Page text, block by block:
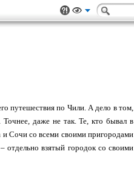
путешествия по Чили. А дело в том,
даже не так. Те, кто бывал в
Сочи со всеми своими пригородами
взятый городок со своими